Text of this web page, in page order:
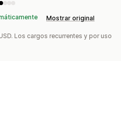
Mostrar original
Los cargos recurrentes y por uso